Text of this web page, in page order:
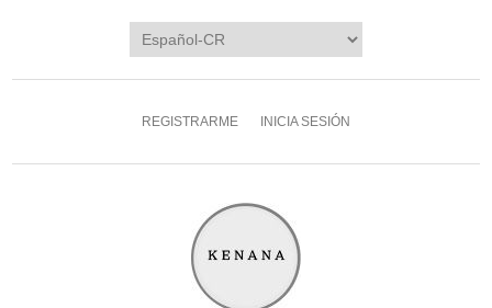
REGISTRARME INICIA SESIÓN